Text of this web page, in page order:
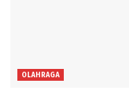
OLAHRAGA